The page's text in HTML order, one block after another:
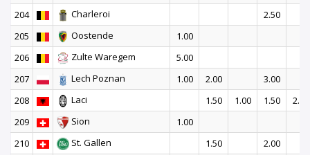
204
Charleroi
2.50
205
Oostende
1.00
206
Zulte Waregem
5.00
207
Lech Poznan 1.00 2.00
3.00
208
Laci 1.50 1.00 1.50
2.00
209
Sion
1.00
210
St. Gallen 1.50 2.00